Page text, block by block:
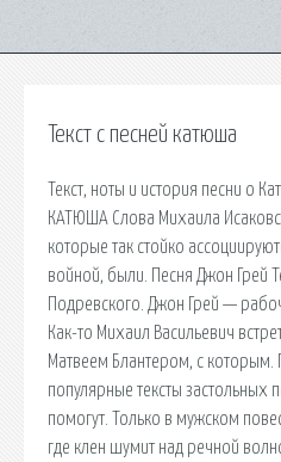
Текст с песней катюша
Текст, ноты и история песни о
КАТЮША Слова Михаила
которые так стойко
войной, были. Песня Джон Грей
Подревского. Джон Грей —
Как-то Михаил Васильевич
Матвеем Блантером, с которым.
популярные тексты застольных
помогут. Только в мужском
где клен шумит над речной